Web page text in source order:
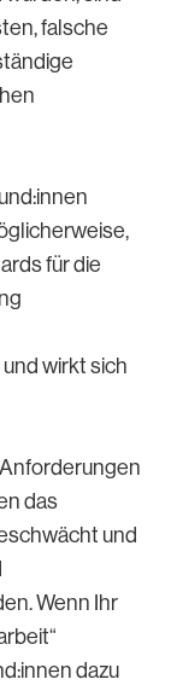
falsche
für die
wirkt sich
das
und
Wenn Ihr
dazu